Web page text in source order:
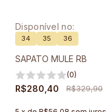
Disponível no:
34 35 36
SAPATO MULE RB
(0)
R$280,40 R$329,90